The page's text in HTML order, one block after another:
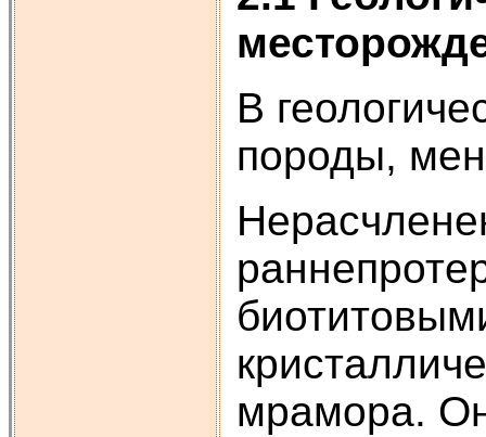
В
породы,
мрамора.